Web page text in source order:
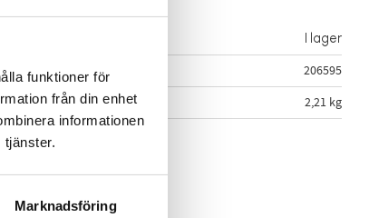
funktioner för
från din enhet
informationen
tjänster.
Marknadsföring
I lager
206595
2,21 kg